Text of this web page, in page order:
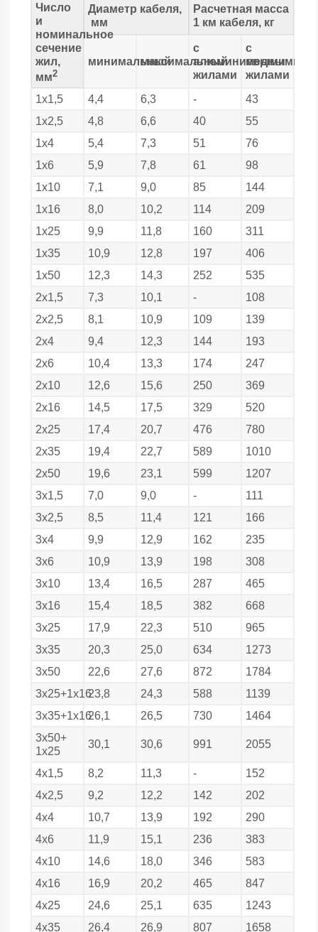
Число
и
номинальное
сечение
жил,
мм2
Диаметр кабеля,
мм
Расчетная масса
1 км кабеля, кг
минимальныймаксимальный
с
алюминиевыми
жилами
с
медными
жилами
1х1,5
4,4 6,3 -
43
1х2,5
4,8 6,6 40
55
1х4
5,4 7,3 51
76
1х6
5,9 7,8 61
98
1х10
7,1 9,0 85
144
1х16
8,0 10,2 114
209
1х25
9,9 11,8 160
311
1х35
10,9 12,8 197
406
1х50
12,3 14,3 252
535
2х1,5
7,3 10,1 -
108
2х2,5
8,1 10,9 109
139
2х4
9,4 12,3 144
193
2х6
10,4 13,3 174
247
2х10
12,6 15,6 250
369
2х16
14,5 17,5 329
520
2х25
17,4 20,7 476
780
2х35
19,4 22,7 589
1010
2х50
19,6 23,1 599
1207
3х1,5
7,0 9,0 -
111
3х2,5
8,5 11,4 121
166
3х4
9,9 12,9 162
235
3х6
10,9 13,9 198
308
3х10
13,4 16,5 287
465
3х16
15,4 18,5 382
668
3х25
17,9 22,3 510
965
3х35
20,3 25,0 634
1273
3х50
22,6 27,6 872
1784
3х25+1х1623,8 24,3 588
1139
3х35+1х1626,1 26,5 730
1464
3х50+
1х25
30,1 30,6 991 2055
4х1,5 8,2 11,3 -
152
4х2,5
9,2 12,2 142
202
4х4
10,7 13,9 192
290
4х6
11,9 15,1 236
383
4х10
14,6 18,0 346
583
4х16
16,9 20,2 465
847
4х25
24,6 25,1 635
1243
4х35
26,4 26,9 807
1658